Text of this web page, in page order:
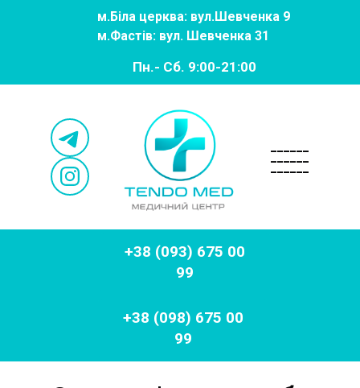
м.Біла церква: вул.Шевченка 9
м.Фастів: вул. Шевченка 31
Пн.- Сб. 9:00-21:00
______
______
+38 (093) 675 00
99
+38 (098) 675 00
99